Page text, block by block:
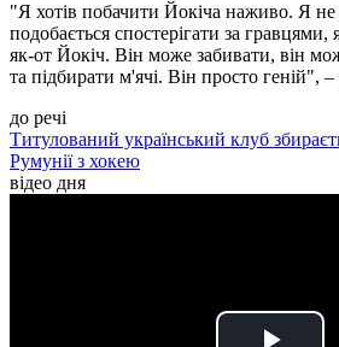
"Я хотів побачити Йокіча наживо. Я не
подобається спостерігати за
як-от Йокіч. Він може забивати, він
та підбирати м'ячі. Він просто геній", –
до речі
Титулований український клуб
Румунії з хокею
відео дня